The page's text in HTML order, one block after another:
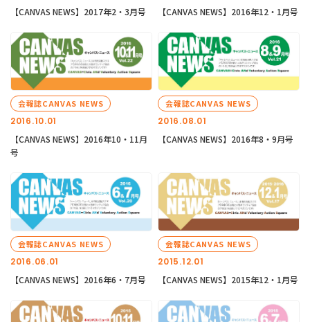
【CANVAS NEWS】2017年2・3月号 【CANVAS NEWS】2016年12・1月号
2016.10.01
会報誌CANVAS NEWS
【CANVAS NEWS】2016年10・11月
号
2016.08.01
会報誌CANVAS NEWS
【CANVAS NEWS】2016年8・9月号
2016.06.01
会報誌CANVAS NEWS
【CANVAS NEWS】2016年6・7月号
2015.12.01
会報誌CANVAS NEWS
【CANVAS NEWS】2015年12・1月号